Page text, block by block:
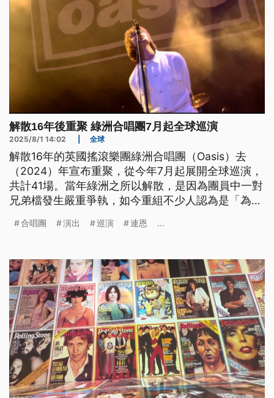
解散16年後重聚 綠洲合唱團7月起全球巡演
2025/8/1 14:02 全球
解散16年的英國搖滾樂團綠洲合唱團（Oasis）去
（2024）年宣布重聚，從今年7月起展開全球巡演，
共計41場。當年綠洲之所以解散，是因為團員中一對
兄弟檔發生嚴重爭執，如今重組不少人認為是「為錢
來看，可見市場反應依舊熱烈，未來不排除會持續看
合唱團 演出 巡演 連恩 ...